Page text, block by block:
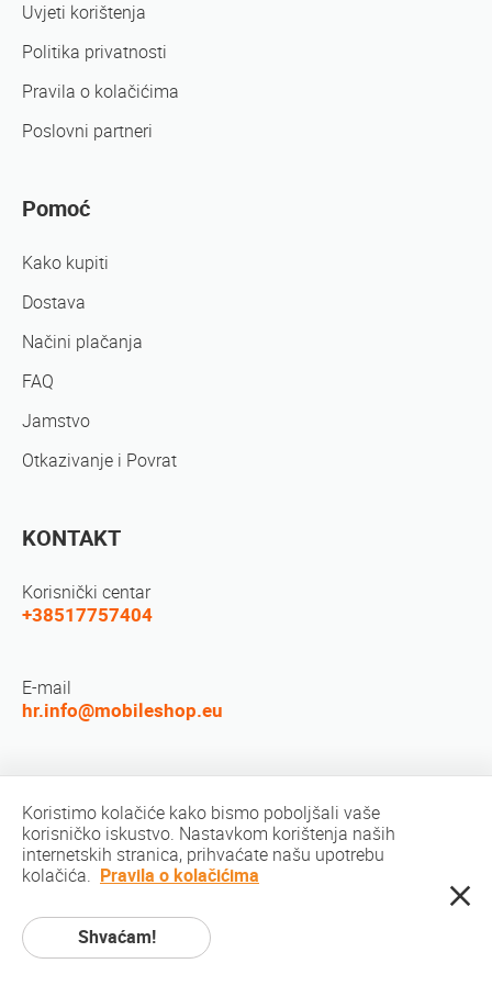
Uvjeti korištenja
Politika privatnosti
Pravila o kolačićima
Poslovni partneri
Pomoć
Kako kupiti
Dostava
Načini plačanja
FAQ
Jamstvo
Otkazivanje i Povrat
KONTAKT
Korisnički centar
+38517757404
E-mail
hr.info@mobileshop.eu
Autorsko pravo © 2010-2026 MobileShop.eu. Sva prava pridržana. Sve slike
Koristimo kolačiće kako bismo poboljšali vaše
korisničko iskustvo. Nastavkom korištenja naših
internetskih stranica, prihvaćate našu upotrebu
kolačića. Pravila o kolačićima
Shvaćam!